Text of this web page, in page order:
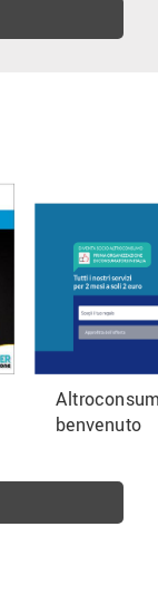
benvenuto